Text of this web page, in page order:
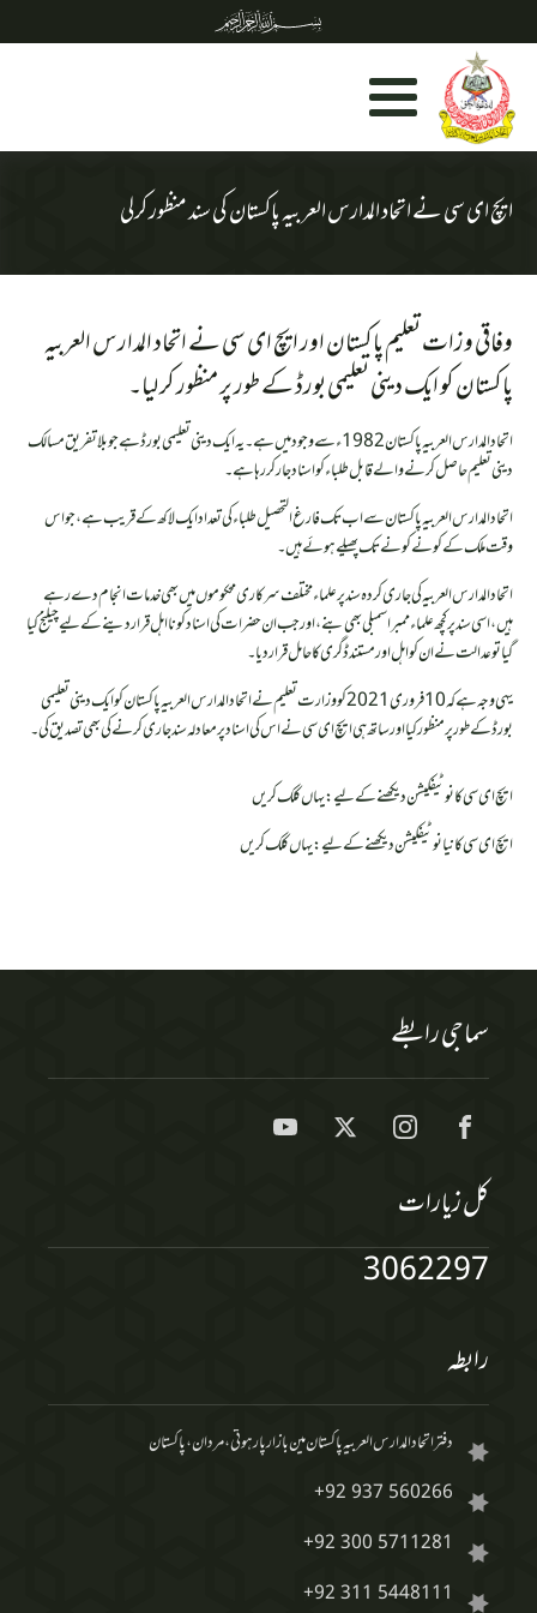
ایچ ای سی نے اتحاد المدارس العربیہ پاکستان کی سند منظور کرلی
وفاقی وزات تعلیم پاکستان اور ایچ ای سی نے اتحاد المدارس العربیہ
پاکستان کو ایک دینی تعلیمی بورڈ کے طور پر منظور کر لیا۔
اتحاد المدارس العربیہ پاکستان 1982ء سے وجود میں ہے۔ یہ ایک دینی تعلیمی بورڈ ہے جو بلا تفریق مسالک
دینی تعلیم حاصل کرنے والے قابل طلباء کو اسناد جار کر رہا ہے۔
اتحاد المدارس العربیہ پاکستان سے اب تک فارغ التحصیل طلباء کی تعداد ایک لاکھ کے قریب ہے، جو اس
وقت ملک کے کونے کونے تک پھیلے ہوئے ہیں۔
اتحاد المدارس العربیہ کی جاری کردہ سند پر علماء مختلف سرکاری محکوموں میں بھی خدمات انجام دے رہے
ہیں، اسی سند پر کچھ علماء ممبر اسمبلی بھی بنے، اور جب ان حضرات کی اسناد کو نااہل قرار دینے کے لیے چیلنج کیا
گیا تو عدالت نے ان کو اہل اور مستند ڈگری کا حامل قرار دیا۔
یہی وجہ ہے کہ 10 فروری 2021 کو وزارت تعلیم نے اتحاد المدارس العربیہ پاکستان کو ایک دینی تعلیمی
بورڈ کے طور پر منظور کیا اور ساتھ ہی ایچ ای سی نے اس کی اسناد پر معادلہ سند جاری کرنے کی بھی تصدیق کی۔
ایچ ای سی کا نوٹیفکیشن دیکھنے کے لیے:یہاں کلک کریں
ایچ ای سی کا نیا نوٹیفکیشن دیکھنے کے لیے:یہاں کلک کریں
سماجی رابطے
کل زیارات
3062297
رابطہ
دفتر اتحاد المدارس العربیہ پاکستان مین بازار پارہوتی، مردان، پاکستان
+92 937 560266
+92 300 5711281
+92 311 5448111